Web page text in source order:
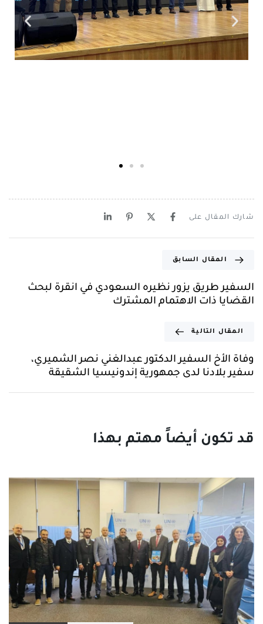
شارك المقال على
المقال السابق
السفير طريق يزور نظيره السعودي في انقرة لبحث
القضايا ذات الاهتمام المشترك
المقال التالية
وفاة الأخ السفير الدكتور عبدالغني نصر الشميري،
سفير بلادنا لدى جمهورية إندونيسيا الشقيقة